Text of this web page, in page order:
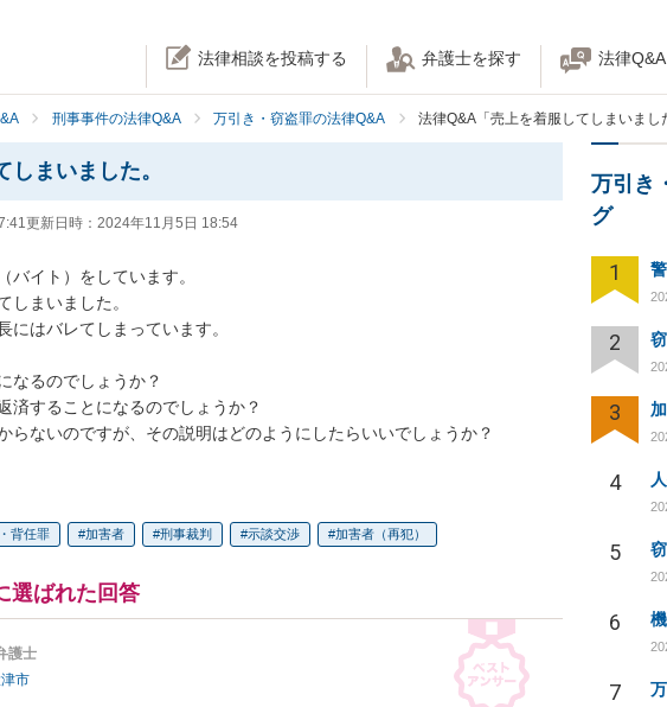
法律相談を投稿する 弁護士を探す 法律
刑事事件の法律Q&A 万引き・窃盗罪の法律Q&A 法律Q&A「売上を着服してしまいまし
まいました。
更新日時： 2024年11月5日 18:54
バイト）をしています。
しまいました。
にはバレてしまっています。
なるのでしょうか？
することになるのでしょうか？
ないのですが、その説明はどのようにしたらいいでしょうか？
背任罪 加害者 刑事裁判 示談交渉 加害者（再犯）
選ばれた回答
護士
市
万引き
グ
1
2
3
4
5
6
7